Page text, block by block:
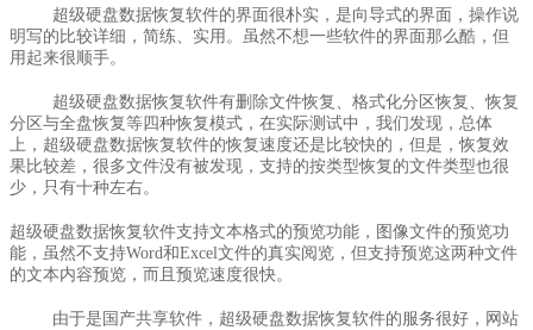
超级硬盘数据恢复软件的界面很朴实，是向导式的界面，操作说
明写的比较详细，简练、实用。虽然不想一些软件的界面那么酷，但
用起来很顺手。
超级硬盘数据恢复软件有删除文件恢复、格式化分区恢复、恢复
分区与全盘恢复等四种恢复模式，在实际测试中，我们发现，总体
上，超级硬盘数据恢复软件的恢复速度还是比较快的，但是，恢复效
果比较差，很多文件没有被发现，支持的按类型恢复的文件类型也很
少，只有十种左右。
超级硬盘数据恢复软件支持文本格式的预览功能，图像文件的预览功
能，虽然不支持Word和Excel文件的真实阅览，但支持预览这两种文件
的文本内容预览，而且预览速度很快。
由于是国产共享软件，超级硬盘数据恢复软件的服务很好，网站